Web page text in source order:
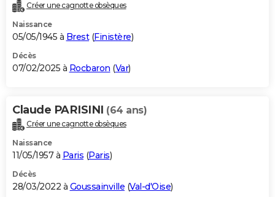
Destinations
City break
Voyage nature
Voyage de noces
Forum
Climat
+PHOTO
GUIDES D'ACHAT
BONS PLANS
Carte de Noël
Carte Bonne année
Carte Saint-Valentin
Carte Pâques
Carte d'anniversaire
DICTIONNAIRE
Dictionnaire
Biographies
Citations
Expressions
Proverbes
PROGRAMME TV
S'inscrire
Se connecter
Lycées
Collèges
Primaires
Universités
Entreprises
Service militaire
Avis de recherche
AVIS DE DÉCÈS
Créer une cagnotte obsèques
Naissance
05/05/1945 à Brest(Finistère)
Décès
07/02/2025 à Rocbaron (Var)
Claude PARISINI (64 ans)
Créer une cagnotte obsèques
Naissance
11/05/1957 à Paris (Paris)
Décès
28/03/2022 à Goussainville (Val-d'Oise)